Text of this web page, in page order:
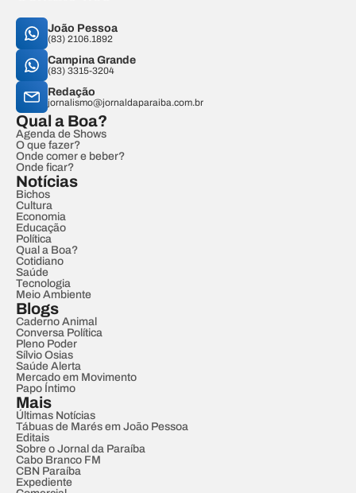
João Pessoa
(83) 2106.1892
Campina Grande
(83) 3315-3204
Redação
jornalismo@jornaldaparaiba.com.br
Qual a Boa?
Agenda de Shows
O que fazer?
Onde comer e beber?
Onde ficar?
Notícias
Bichos
Cultura
Economia
Educação
Política
Qual a Boa?
Cotidiano
Saúde
Tecnologia
Meio Ambiente
Blogs
Caderno Animal
Conversa Política
Pleno Poder
Sílvio Osias
Saúde Alerta
Mercado em Movimento
Papo Íntimo
Mais
Últimas Notícias
Tábuas de Marés em João Pessoa
Editais
Sobre o Jornal da Paraíba
Cabo Branco FM
CBN Paraíba
Expediente